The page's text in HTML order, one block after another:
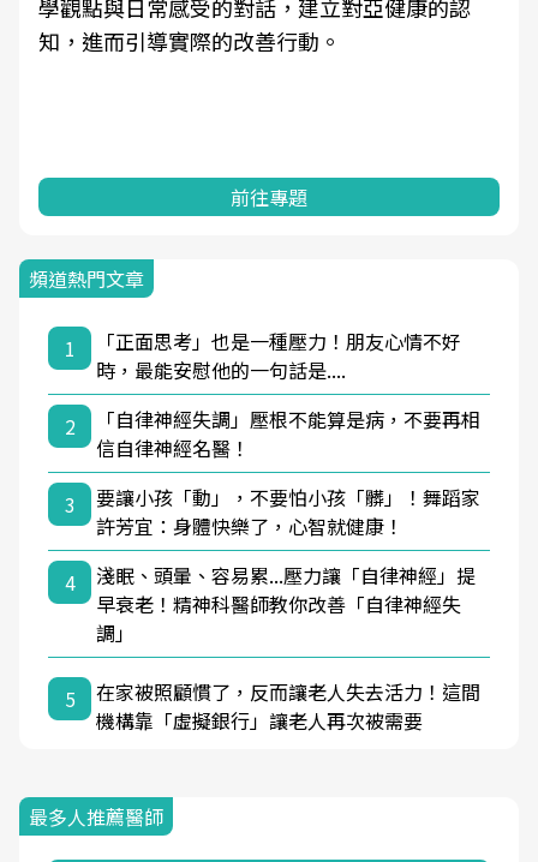
學觀點與日常感受的對話，建立對亞健康的認
知，進而引導實際的改善行動。
前往專題
頻道熱門文章
1
「正面思考」也是一種壓力！朋友心情不好
時，最能安慰他的一句話是....
2
「自律神經失調」壓根不能算是病，不要再相
信自律神經名醫！
3
要讓小孩「動」，不要怕小孩「髒」！舞蹈家
許芳宜：身體快樂了，心智就健康！
4
淺眠、頭暈、容易累...壓力讓「自律神經」提
早衰老！精神科醫師教你改善「自律神經失
調」
5
在家被照顧慣了，反而讓老人失去活力！這間
機構靠「虛擬銀行」讓老人再次被需要
最多人推薦醫師